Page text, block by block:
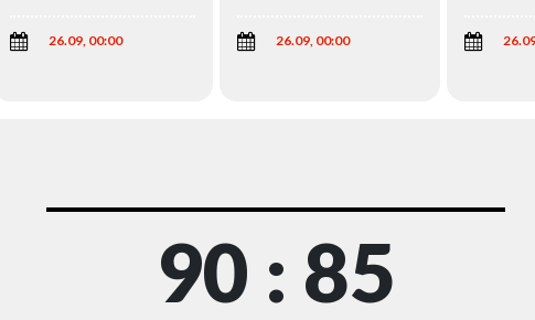
26.09, 00:00 26.09, 00:00
90 : 85